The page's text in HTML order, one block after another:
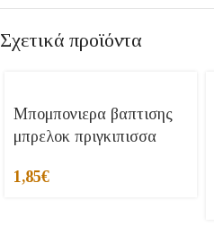
Σχετικά προϊόντα
Μπομπονιερα βαπτισης
μπρελοκ πριγκιπισσα
1,85€